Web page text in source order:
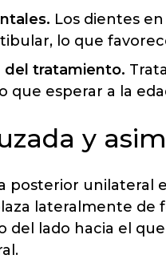
Los dientes
lo que
del tratamiento.
que esperar a la
y
posterior unilateral
lateralmente de
del lado hacia el